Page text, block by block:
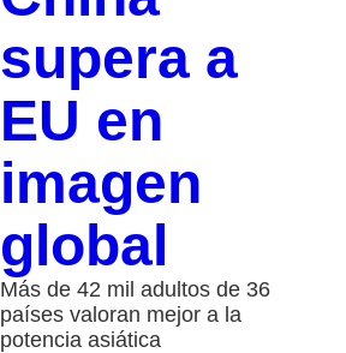
supera a
EU en
imagen
global
Más de 42 mil adultos de 36
países valoran mejor a la
potencia asiática